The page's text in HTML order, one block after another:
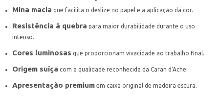
Mina macia que facilita o deslize no papel e a aplicação da cor.
Resistência à quebra para maior durabilidade durante o uso
intenso.
Cores luminosas que proporcionam vivacidade ao trabalho final.
Origem suíça com a qualidade reconhecida da Caran d'Ache.
Apresentação premium em caixa original de madeira escura.